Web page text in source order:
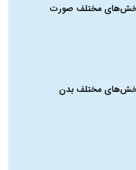
مختلف صورت
مختلف بدن